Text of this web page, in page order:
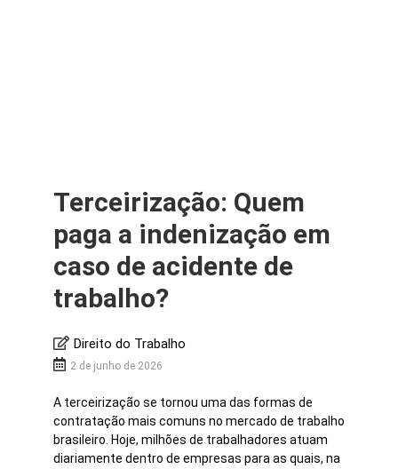
Terceirização: Quem
paga a indenização em
caso de acidente de
trabalho?
Direito do Trabalho
2 de junho de 2026
A terceirização se tornou uma das formas de
contratação mais comuns no mercado de trabalho
brasileiro. Hoje, milhões de trabalhadores atuam
diariamente dentro de empresas para as quais, na